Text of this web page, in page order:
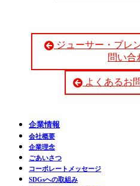
ジューサー・ブレ
問い合
よくあるお
企業情報
会社概要
企業理念
ごあいさつ
コーポレートメッセージ
SDGsへの取組み